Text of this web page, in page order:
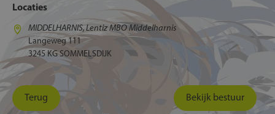
Locaties
MIDDELHARNIS, Lentiz MBO Middelharnis
Langeweg 111
3245 KG SOMMELSDIJK
Terug Bekijk bestuur